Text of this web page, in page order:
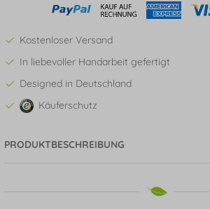
Kostenloser Versand
In liebevoller Handarbeit gefertigt
Designed in Deutschland
Käuferschutz
PRODUKTBESCHREIBUNG